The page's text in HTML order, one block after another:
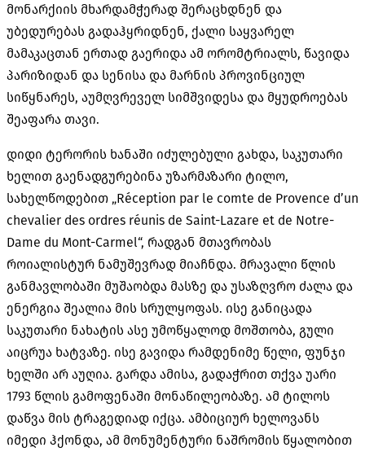
მონარქიის მხარდამჭერად შერაცხდნენ და
უბედურებას გადაჰყრიდნენ, ქალი საყვარელ
მამაკაცთან ერთად გაერიდა ამ ორომტრიალს, წავიდა
პარიზიდან და სენისა და მარნის პროვინციულ
სიწყნარეს, აუმღვრეველ სიმშვიდესა და მყუდროებას
შეაფარა თავი.
დიდი ტერორის ხანაში იძულებული გახდა, საკუთარი
ხელით გაენადგურებინა უზარმაზარი ტილო,
სახელწოდებით „Réception par le comte de Provence d’un
chevalier des ordres réunis de Saint-Lazare et de Notre-
Dame du Mont-Carmel“, რადგან მთავრობას
როიალისტურ ნამუშევრად მიაჩნდა. მრავალი წლის
განმავლობაში მუშაობდა მასზე და უსაზღვრო ძალა და
ენერგია შეალია მის სრულყოფას. ისე განიცადა
საკუთარი ნახატის ასე უმოწყალოდ მოშთობა, გული
აიცრუა ხატვაზე. ისე გავიდა რამდენიმე წელი, ფუნჯი
ხელში არ აუღია. გარდა ამისა, გადაჭრით თქვა უარი
1793 წლის გამოფენაში მონაწილეობაზე. ამ ტილოს
დაწვა მის ტრაგედიად იქცა. ამბიციურ ხელოვანს
იმედი ჰქონდა, ამ მონუმენტური ნაშრომის წყალობით